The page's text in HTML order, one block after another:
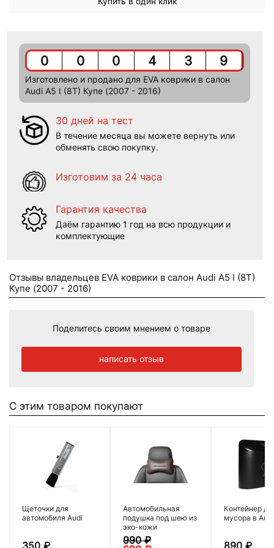
0 0 0 4 3 9
Изготовлено и продано для EVA коврики в салон
Audi A5 I (8T) Купе (2007 - 2016)
30 дней на тест
В течение месяца вы можете вернуть или
обменять свою покупку.
Изготовим за 24 часа
Гарантия качества
Даём гарантию 1 год на всю продукции и
комплектующие
Отзывы владельцев EVA коврики в салон Audi A5 I (8T)
Купе (2007 - 2016)
Поделитесь своим мнением о товаре
написать отзыв
С этим товаром покупают
Щеточки для
автомобиля Audi
350 ₽
Автомобильная
подушка под шею из
эко-кожи
990₽
Контейнер
мусора в Audi
890 ₽